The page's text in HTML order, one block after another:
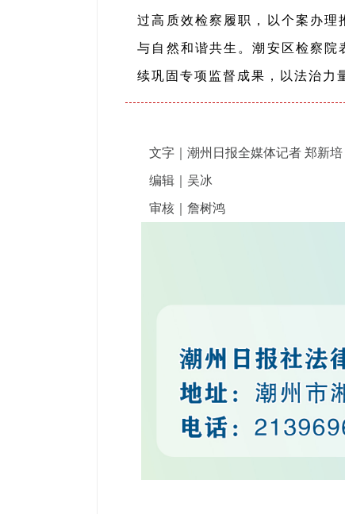
过高质效检察履职，以个案办理
与自然和谐共生。潮安区检察
续巩固专项监督成果，以法治力
文字｜潮州日报全媒体记者 郑新培
编辑｜吴冰
审核｜詹树鸿